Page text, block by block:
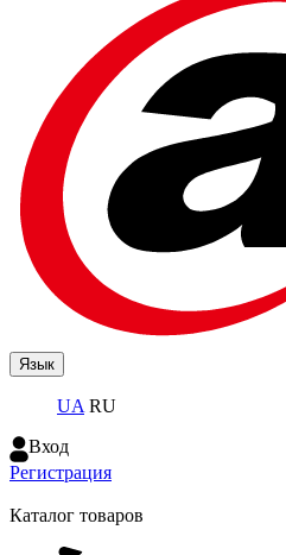
Язык
UA RU
Вход
Регистрация
Каталог товаров